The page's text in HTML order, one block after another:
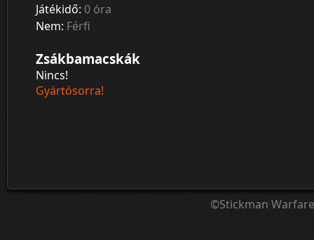
Játékidő: 0 óra
Nem: Férfi
Zsákbamacskák
Nincs!
Gyártósorra!
©Stickman Warfare